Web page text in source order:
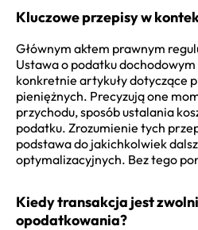
Kluczowe przepisy w
Głównym aktem prawnym
Ustawa o podatku
konkretnie artykuły dotyczące
pieniężnych. Precyzują one
przychodu, sposób ustalania
podatku. Zrozumienie tych
podstawa do jakichkolwiek
optymalizacyjnych. Bez tego
Kiedy transakcja jest
opodatkowania?